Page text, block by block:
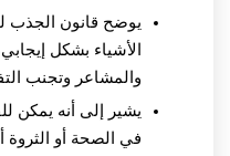
يوضح قانون الجذب
الأشياء بشكل
والمشاعر وتجنب
يشير إلى أنه يمكن
في الصحة أو الثروة